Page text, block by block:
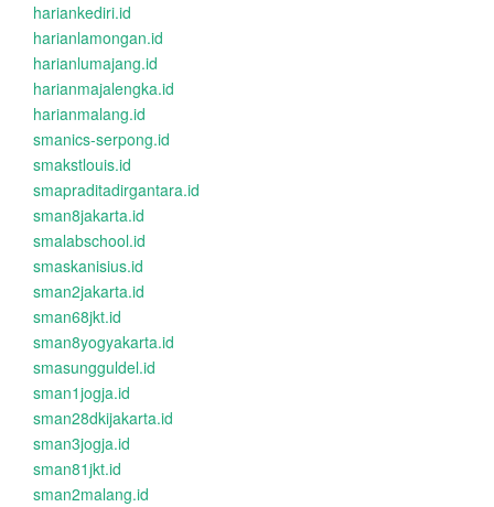
hariankediri.id
harianlamongan.id
harianlumajang.id
harianmajalengka.id
harianmalang.id
smanics-serpong.id
smakstlouis.id
smapraditadirgantara.id
sman8jakarta.id
smalabschool.id
smaskanisius.id
sman2jakarta.id
sman68jkt.id
sman8yogyakarta.id
smasungguldel.id
sman1jogja.id
sman28dkijakarta.id
sman3jogja.id
sman81jkt.id
sman2malang.id